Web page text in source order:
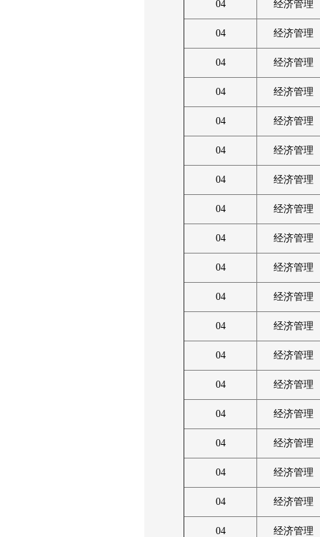
04 经济管理
04 经济管理
04 经济管理
04 经济管理
04 经济管理
04 经济管理
04 经济管理
04 经济管理
04 经济管理
04 经济管理
04 经济管理
04 经济管理
04 经济管理
04 经济管理
04 经济管理
04 经济管理
04 经济管理
04 经济管理
04 经济管理